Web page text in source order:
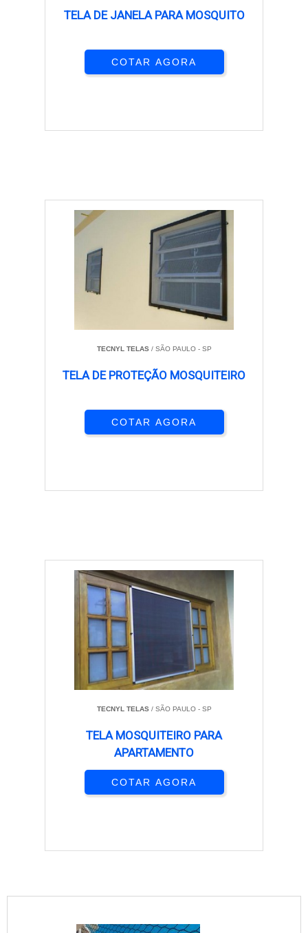
TELA DE JANELA PARA MOSQUITO
COTAR AGORA
TECNYL TELAS/ SÃO PAULO - SP
TELA DE PROTEÇÃO MOSQUITEIRO
COTAR AGORA
TECNYL TELAS/ SÃO PAULO - SP
TELA MOSQUITEIRO PARA
APARTAMENTO
COTAR AGORA